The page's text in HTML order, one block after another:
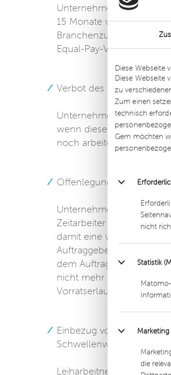
Diese Webseite
Diese Webseite
zu
Zum einen
technisch
Gern möchten
nicht
Statistik
Marketing
die
Unternehmen mit
15 Monate verlängern,
Branchenzuschlag zum
Equal-Pay-Vorschriften,
Verbot des Einsatzes von
Unternehmen dürfen
wenn diese der Arbeit
noch arbeiten, wenn sie
Offenlegung der
Unternehmen müssen
Zeitarbeiter transparent
damit eine verdeckte
Auftraggeber dem
dem Auftraggeber
nicht mehr im
Vorratserlaubnis möglich
Einbezug von
Schwellenwerte
Leiharbeitnehmer